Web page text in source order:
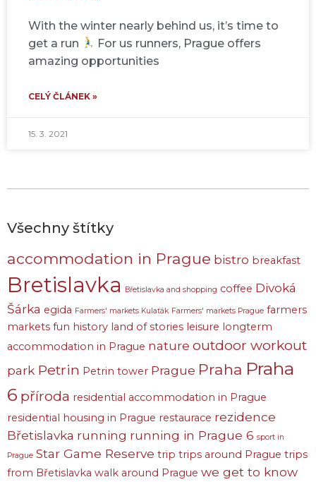
With the winter nearly behind us, it’s time to
get a run
For us runners, Prague offers
amazing opportunities
CELÝ ČLÁNEK »
15. 3. 2021
Všechny štítky
accommodation in Prague bistro breakfast
Bretislavka Břetislavka and shopping coffee Divoká
Šárka egida Farmers' markets Kulaťák Farmers' markets Prague farmers
markets fun history land of stories leisure longterm
accommodation in Prague nature outdoor workout
park Petrin Petrin tower Prague Praha Praha
6 příroda residential accommodation in Prague
residential housing in Prague restaurace rezidence
Břetislavka running running in Prague 6 sport in
Prague Star Game Reserve trip trips around Prague trips
from Břetislavka walk around Prague we get to know